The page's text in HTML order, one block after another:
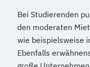
Bei Studierenden
den moderaten
wie beispielsweise
Ebenfalls